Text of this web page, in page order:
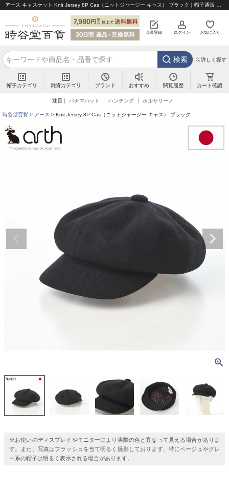
会員登録 ログイン お気に入り
検索 詳しく探す
帽子カテゴリ 雑貨カテゴリ ブランド おすすめ 閲覧履歴 カート確認
注目 パナマハット ハンチング ボルサリーノ
時谷堂百貨 アース Knit Jersey 8P Cas（ニットジャージー キャス） ブラック
※お使いのディスプレイやモニターにより実際の色と異なって見える場合がありま
す。また、写真はフラッシュを当て明るく撮影しております。特にベージュやグレ
ー系の帽子は明るく表示される場合があります。